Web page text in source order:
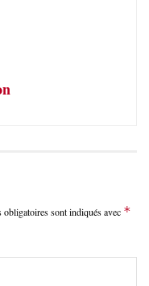
obligatoires sont indiqués avec *